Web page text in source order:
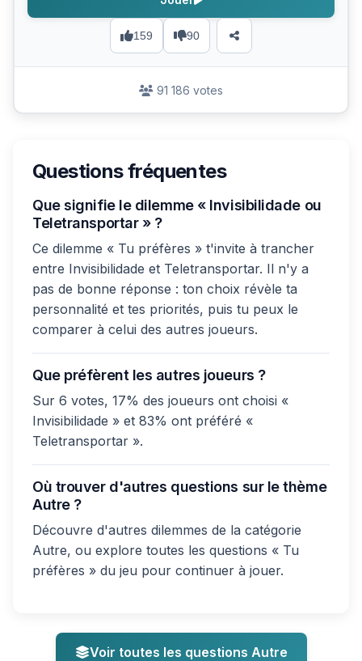
159 90
91 186 votes
Questions fréquentes
Que signifie le dilemme « Invisibilidade ou
Teletransportar » ?
Ce dilemme « Tu préfères » t'invite à trancher
entre Invisibilidade et Teletransportar. Il n'y a
pas de bonne réponse : ton choix révèle ta
personnalité et tes priorités, puis tu peux le
comparer à celui des autres joueurs.
Que préfèrent les autres joueurs ?
Sur 6 votes, 17% des joueurs ont choisi «
Invisibilidade » et 83% ont préféré «
Teletransportar ».
Où trouver d'autres questions sur le thème
Autre ?
Découvre d'autres dilemmes de la catégorie
Autre, ou explore toutes les questions « Tu
préfères » du jeu pour continuer à jouer.
Voir toutes les questions Autre